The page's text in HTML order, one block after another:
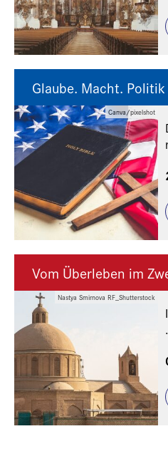
Canva/pixelshot
Glaube. Macht. Politik
Nastya Smirnova RF_Shutterstock
Vom Überleben im